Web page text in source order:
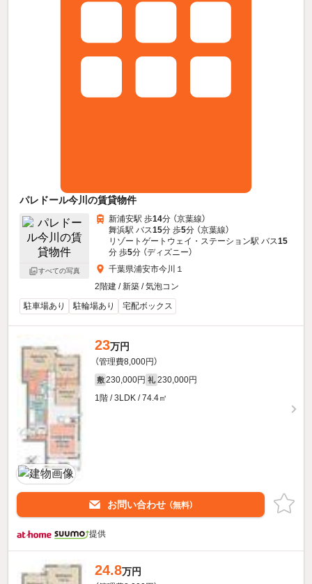
パレドール今川の賃貸物件
すべての写真
新浦安駅 歩14分 （京葉線）
舞浜駅 バス15分 歩5分 （京葉線）
リゾートゲートウェイ・ステーション駅 バス15
分 歩5分 （ディズニー）
千葉県浦安市今川１
2階建 / 新築 / 気泡コン
駐車場あり
駐輪場あり 宅配ボックス
23万円
（管理費8,000円）
敷 230,000円 礼 230,000円
1階 / 3LDK / 74.4㎡
お問い合わせ （無料）
提供
24.8万円